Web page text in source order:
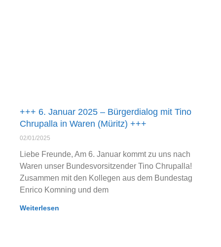
+++ 6. Januar 2025 – Bürgerdialog mit Tino
Chrupalla in Waren (Müritz) +++
02/01/2025
Liebe Freunde, Am 6. Januar kommt zu uns nach
Waren unser Bundesvorsitzender Tino Chrupalla!
Zusammen mit den Kollegen aus dem Bundestag
Enrico Komning und dem
Weiterlesen